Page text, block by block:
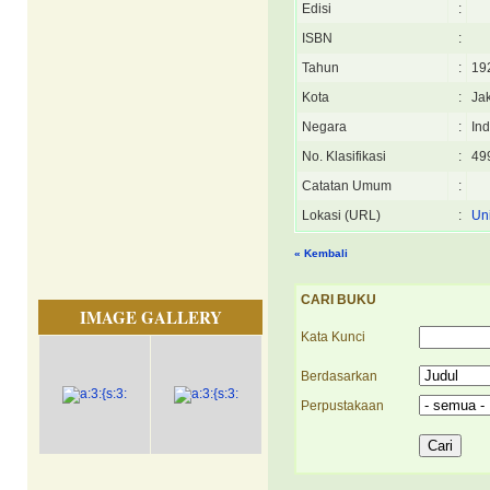
IMAGE GALLERY
Edisi
:
ISBN
:
Tahun
:
Kota
:
Negara
:
No. Klasifikasi
:
Catatan Umum
:
Lokasi (URL)
:
« Kembali
CARI BUKU
Kata Kunci
Berdasarkan
Perpustakaan